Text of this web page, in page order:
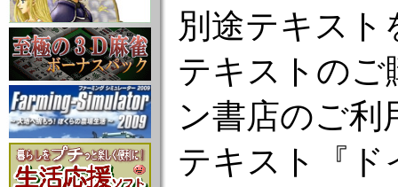
別途テキスト
テキストのご
ン書店のご利
テキスト『ド